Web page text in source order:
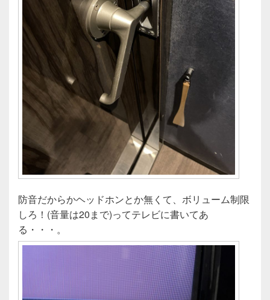
防音だからかヘッドホンとか無くて、ボリューム制限
しろ！(音量は20まで)ってテレビに書いてあ
る・・・。